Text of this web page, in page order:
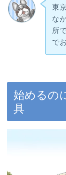
東
な
所
で
始めるの
具